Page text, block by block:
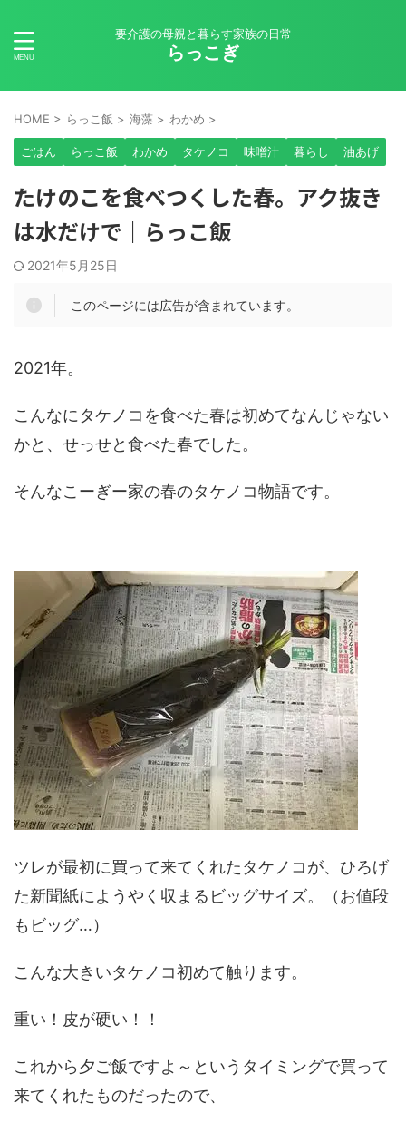
要介護の母親と暮らす家族の日常
らっこぎ
HOME > らっこ飯 > 海藻 > わかめ >
ごはん らっこ飯 わかめ タケノコ 味噌汁 暮らし 油あげ
たけのこを食べつくした春。アク抜き
は水だけで｜らっこ飯
2021年5月25日
このページには広告が含まれています。
2021年。
こんなにタケノコを食べた春は初めてなんじゃない
かと、せっせと食べた春でした。
そんなこーぎー家の春のタケノコ物語です。
ツレが最初に買って来てくれたタケノコが、ひろげ
た新聞紙にようやく収まるビッグサイズ。（お値段
もビッグ…）
こんな大きいタケノコ初めて触ります。
重い！皮が硬い！！
これから夕ご飯ですよ～というタイミングで買って
来てくれたものだったので、